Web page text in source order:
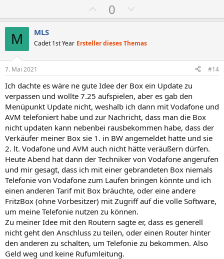
o
i
t
v
e
S
t
i
m
m
e
0
e
a
t
v
e
S
t
i
m
m
e
M MLS
Cadet 1st Year Ersteller dieses Themas
7. Mai 2021 #14
Ich dachte es wäre ne gute Idee der Box ein Update zu
verpassen und wollte 7.25 aufspielen, aber es gab den
Menüpunkt Update nicht, weshalb ich dann mit Vodafone und
AVM telefoniert habe und zur Nachricht, dass man die Box
nicht updaten kann nebenbei rausbekommen habe, dass der
Verkäufer meiner Box sie 1. in BW angemeldet hatte und sie
2. lt. Vodafone und AVM auch nicht hätte veräußern dürfen.
Heute Abend hat dann der Techniker von Vodafone angerufen
und mir gesagt, dass ich mit einer gebrandeten Box niemals
Telefonie von Vodafone zum Laufen bringen könnte und ich
einen anderen Tarif mit Box bräuchte, oder eine andere
FritzBox (ohne Vorbesitzer) mit Zugriff auf die volle Software,
um meine Telefonie nutzen zu können.
Zu meiner Idee mit den Routern sagte er, dass es generell
nicht geht den Anschluss zu teilen, oder einen Router hinter
den anderen zu schalten, um Telefonie zu bekommen. Also
Geld weg und keine Rufumleitung.